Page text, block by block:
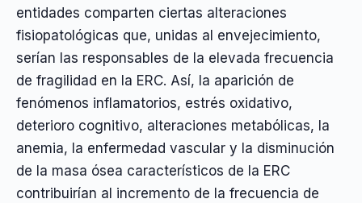
entidades comparten ciertas alteraciones
fisiopatológicas que, unidas al envejecimiento,
serían las responsables de la elevada frecuencia
de fragilidad en la ERC. Así, la aparición de
fenómenos inflamatorios, estrés oxidativo,
deterioro cognitivo, alteraciones metabólicas, la
anemia, la enfermedad vascular y la disminución
de la masa ósea característicos de la ERC
contribuirían al incremento de la frecuencia de